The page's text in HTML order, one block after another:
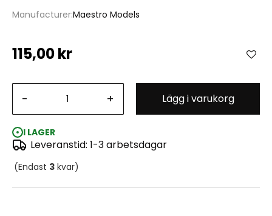
ManufacturerMaestro Models
115,00 kr
- + Lägg i varukorg
I LAGER
Leveranstid: 1-3 arbetsdagar
(Endast 3 kvar)
A32A Lansen "Sharkmouth" - Decals (TAR)